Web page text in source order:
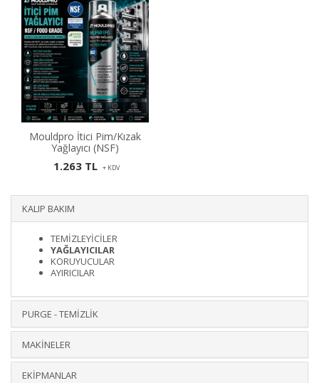
Mouldpro İtici Pim/Kızak
Yağlayıcı (NSF)
1.263 TL + KDV
KALIP BAKIM
TEMİZLEYİCİLER
YAĞLAYICILAR
KORUYUCULAR
AYIRICILAR
PURGE - TEMİZLİK
MAKİNELER
EKİPMANLAR